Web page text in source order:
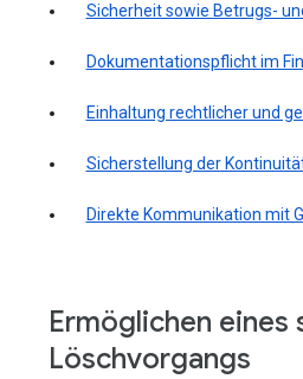
Sicherheit sowie Betrugs-
Dokumentationspflicht im
Einhaltung rechtlicher und
Sicherstellung der
Direkte Kommunikation mit
Ermöglichen
Löschvorgangs